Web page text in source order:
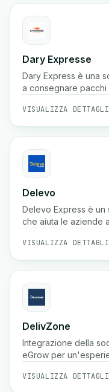
Dary Expresse
Dary Express è una
a consegnare
tuo negozio e offre
VISUALIZZA DETTAGLI
Delevo
Delevo Express è
che aiuta le aziende
veloce e su una
garantire che i
VISUALIZZA DETTAGLI
DelivZone
Integrazione della
eGrow per
VISUALIZZA DETTAGLI